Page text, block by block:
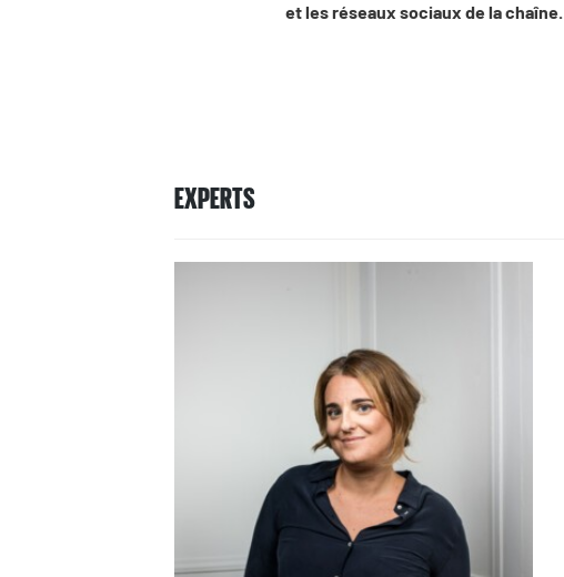
et les réseaux sociaux de la chaîne.
EXPERTS